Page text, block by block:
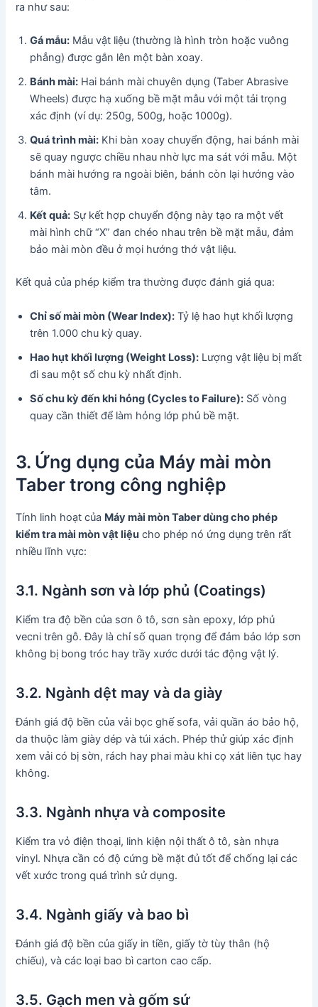
ra như sau:
Gá mẫu: Mẫu vật liệu (thường là hình tròn hoặc vuông
phẳng) được gắn lên một bàn xoay.
Bánh mài: Hai bánh mài chuyên dụng (Taber Abrasive
Wheels) được hạ xuống bề mặt mẫu với một tải trọng
xác định (ví dụ: 250g, 500g, hoặc 1000g).
Quá trình mài: Khi bàn xoay chuyển động, hai bánh mài
sẽ quay ngược chiều nhau nhờ lực ma sát với mẫu. Một
bánh mài hướng ra ngoài biên, bánh còn lại hướng vào
tâm.
Kết quả: Sự kết hợp chuyển động này tạo ra một vết
mài hình chữ “X” đan chéo nhau trên bề mặt mẫu, đảm
bảo mài mòn đều ở mọi hướng thớ vật liệu.
Kết quả của phép kiểm tra thường được đánh giá qua:
Chỉ số mài mòn (Wear Index): Tỷ lệ hao hụt khối lượng
trên 1.000 chu kỳ quay.
Hao hụt khối lượng (Weight Loss): Lượng vật liệu bị mất
đi sau một số chu kỳ nhất định.
Số chu kỳ đến khi hỏng (Cycles to Failure): Số vòng
quay cần thiết để làm hỏng lớp phủ bề mặt.
3. Ứng dụng của Máy mài mòn
Taber trong công nghiệp
Tính linh hoạt của Máy mài mòn Taber dùng cho phép
kiểm tra mài mòn vật liệu cho phép nó ứng dụng trên rất
nhiều lĩnh vực:
3.1. Ngành sơn và lớp phủ (Coatings)
Kiểm tra độ bền của sơn ô tô, sơn sàn epoxy, lớp phủ
vecni trên gỗ. Đây là chỉ số quan trọng để đảm bảo lớp sơn
không bị bong tróc hay trầy xước dưới tác động vật lý.
3.2. Ngành dệt may và da giày
Đánh giá độ bền của vải bọc ghế sofa, vải quần áo bảo hộ,
da thuộc làm giày dép và túi xách. Phép thử giúp xác định
xem vải có bị sờn, rách hay phai màu khi cọ xát liên tục hay
không.
3.3. Ngành nhựa và composite
Kiểm tra vỏ điện thoại, linh kiện nội thất ô tô, sàn nhựa
vinyl. Nhựa cần có độ cứng bề mặt đủ tốt để chống lại các
vết xước trong quá trình sử dụng.
3.4. Ngành giấy và bao bì
Đánh giá độ bền của giấy in tiền, giấy tờ tùy thân (hộ
chiếu), và các loại bao bì carton cao cấp.
3.5. Gạch men và gốm sứ